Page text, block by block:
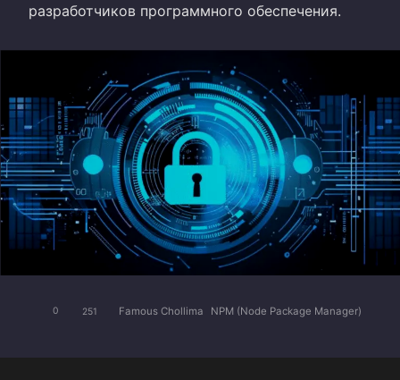
разработчиков программного обеспечения.
0 251 Famous Chollima NPM (Node Package Manager)